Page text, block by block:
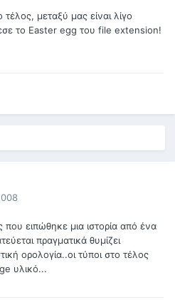
μεταξύ μας είναι λίγο
το Easter egg του file extension!
ειπώθηκε μια ιστορία από ένα
πραγματικά θυμίζει
ορολογία..οι τύποι στο τέλος
υλικό...